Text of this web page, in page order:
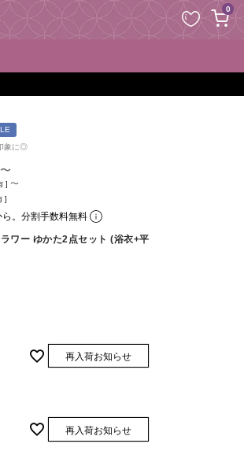
0
象に◎
〜
] 〜
]
ら。分割手数料無料
ワー ゆかた2点セット (浴衣+平
再入荷お知らせ
再入荷お知らせ
ペー
ジト
ップ